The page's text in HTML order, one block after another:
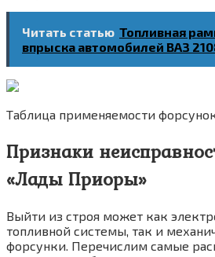
Читать статью Топливная
впрыска автомобилей ВАЗ
Таблица применяемости
Признаки
«Лады Приоры»
Выйти из строя может как
топливной системы, так и
форсунки. Перечислим самые